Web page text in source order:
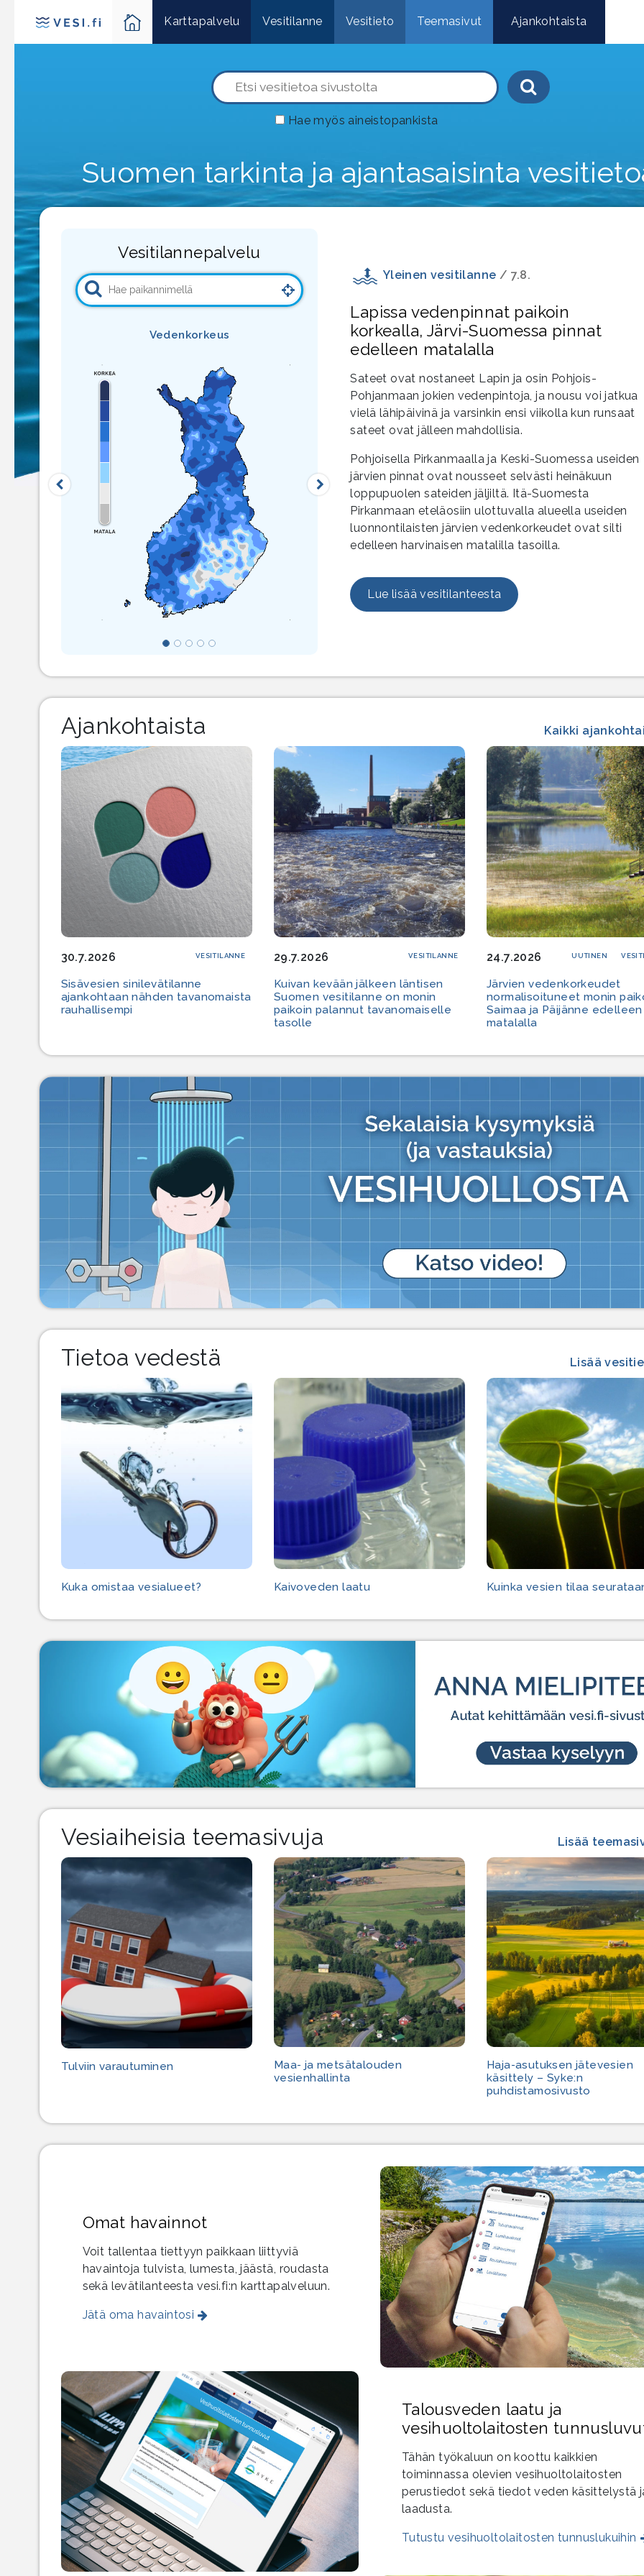
Karttapalvelu Vesitilanne Vesitieto Teemasivut Ajankohtaista
Haku-
Hae myös aineistopankista
Suomen tarkinta ja ajantasaisinta
Vesitilannepalvelu
Vedenkorkeus
Edellinen Seuraava
Yleinen vesitilanne / 7.8.
Lapissa vedenpinnat paikoin
korkealla, Järvi-Suomessa pinnat
edelleen matalalla
Sateet ovat nostaneet Lapin ja osin Pohjois-
Pohjanmaan jokien vedenpintoja, ja nousu voi jatkua
vielä lähipäivinä ja varsinkin ensi viikolla kun runsaat
sateet ovat jälleen mahdollisia.
Pohjoisella Pirkanmaalla ja Keski-Suomessa useiden
järvien pinnat ovat nousseet selvästi heinäkuun
loppupuolen sateiden jäljiltä. Itä-Suomesta
Pirkanmaan eteläosiin ulottuvalla alueella useiden
luonnontilaisten järvien vedenkorkeudet ovat silti
edelleen harvinaisen matalilla tasoilla.
Lue lisää vesitilanteesta
Ajankohtaista Kaikki
30.7.2026 VESITILANNE
Sisävesien sinilevätilanne
ajankohtaan nähden tavanomaista
rauhallisempi
29.7.2026 VESITILANNE
Kuivan kevään jälkeen läntisen
Suomen vesitilanne on monin
paikoin palannut tavanomaiselle
tasolle
24.7.2026 UUTINEN
Järvien vedenkorkeudet
normalisoituneet monin
Saimaa ja Päijänne edelleen
matalalla
Tietoa vedestä Lisää
Kuka omistaa vesialueet? Kaivoveden laatu Kuinka vesien tilaa
Vesiaiheisia teemasivuja Lisää
Tulviin varautuminen
Maa- ja metsätalouden
vesienhallinta
Haja-asutuksen jätevesien
käsittely – Syke:n
puhdistamosivusto
Omat havainnot
Voit tallentaa tiettyyn paikkaan liittyviä
havaintoja tulvista, lumesta, jäästä, roudasta
sekä levätilanteesta vesi.fi:n karttapalveluun.
Jätä oma havaintosi
Talousveden laatu ja
vesihuoltolaitosten
Tähän työkaluun on koottu kaikkien
toiminnassa olevien vesihuoltolaitosten
perustiedot sekä tiedot veden käsittelystä
laadusta.
Tutustu vesihuoltolaitosten tunnuslukuihin